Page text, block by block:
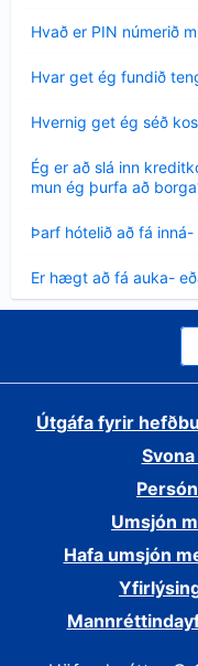
Hvað er PIN númerið
sýnt
Hvar get ég fundið
sýnt
Hvernig get ég séð
sýnt
Ég er að slá inn
mun ég þurfa að
Minna
sýnt
Þarf hótelið að fá
sýnt
Er hægt að fá auka-
sýnt
Útgáfa fyrir
Umsjón
Hafa umsjón